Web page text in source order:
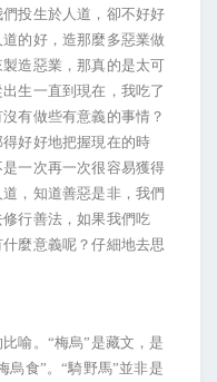
投生於人道，卻不好好
的好，造那麼多惡業做
造惡業，那真的是太可
生一直到現在，我吃了
有做些有意義的事情？
好好地把握現在的時
一次再一次很容易獲得
，知道善惡是非，我們
行善法，如果我們吃
麼意義呢？仔細地去思
喻。“梅烏”是藏文，是
烏食”。“騎野馬”並非是